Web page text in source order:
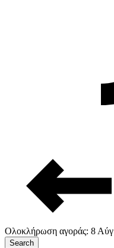
Ολοκλήρωση αγοράς: 8 Αύγ
Search